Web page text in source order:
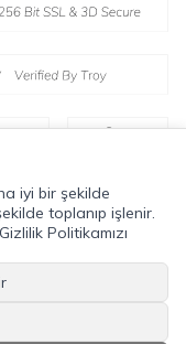
iyi bir şekilde
toplanıp işlenir.
Politikamızı